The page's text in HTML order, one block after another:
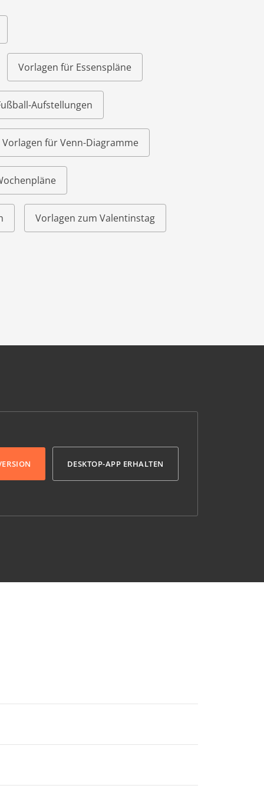
Vorlagen für Essenspläne
Aufstellungen
Vorlagen für Venn-Diagramme
Vorlagen zum Valentinstag
DESKTOP-APP ERHALTEN